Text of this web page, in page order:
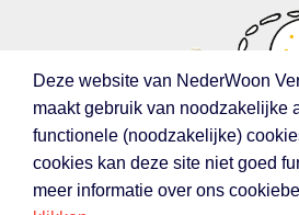
Deze website van NederWoon
maakt gebruik van noodzakelijke
functionele (noodzakelijke)
cookies kan deze site niet goed
meer informatie over ons